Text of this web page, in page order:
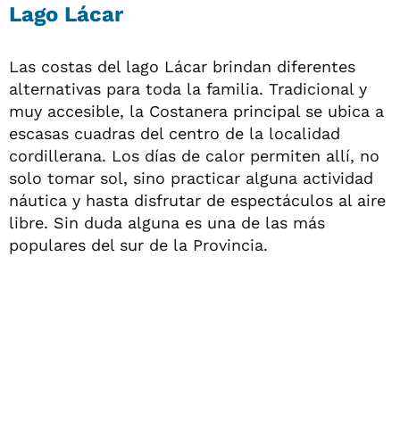
Lago Lácar
Las costas del lago Lácar brindan diferentes
alternativas para toda la familia. Tradicional y
muy accesible, la Costanera principal se ubica a
escasas cuadras del centro de la localidad
cordillerana. Los días de calor permiten allí, no
solo tomar sol, sino practicar alguna actividad
náutica y hasta disfrutar de espectáculos al aire
libre. Sin duda alguna es una de las más
populares del sur de la Provincia.